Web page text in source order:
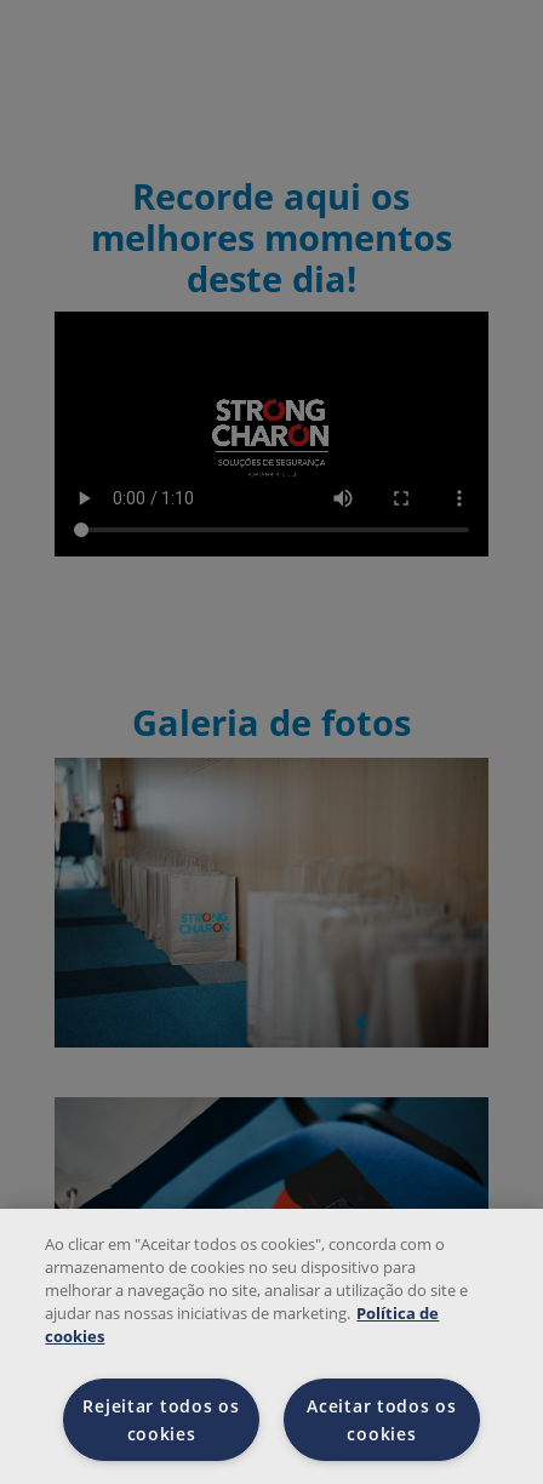
Recorde aqui os
melhores momentos
deste dia!
Galeria de fotos
Ao clicar em "Aceitar todos os cookies", concorda com o
armazenamento de cookies no seu dispositivo para
melhorar a navegação no site, analisar a utilização do site e
ajudar nas nossas iniciativas de marketing. Política de
cookies
Aceitar todos os
cookies
Rejeitar todos os
cookies